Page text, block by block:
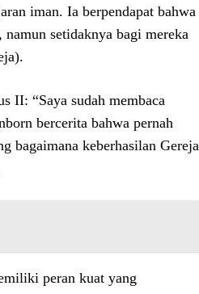
iman. Ia berpendapat bahwa
setidaknya bagi mereka
II: “Saya sudah membaca
bercerita bahwa pernah
bagaimana keberhasilan Gereja
peran kuat yang